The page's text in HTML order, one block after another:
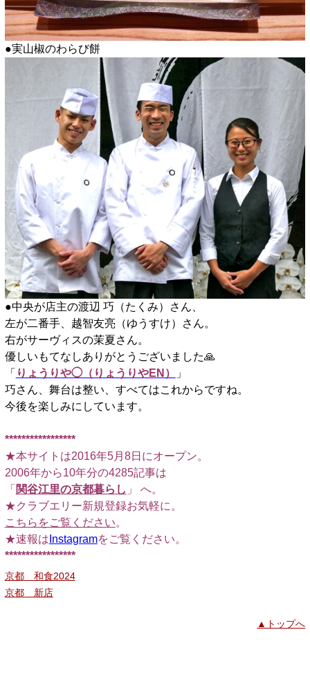
●実山椒のわらび餅
●中央が店主の渡辺 巧（たくみ）さん、
左が二番手、越智友亮（ゆうすけ）さん。
右がサーヴィスの茉夏さん。
優しいもてなしありがとうございました🙏
「 りょうりや◯（りょうりやEN）
」
巧さん、舞台は整い、すべてはこれからですね。
今後を楽しみにしています。
*****************
★本サイトは2016年5月8日にオープン。
2006年から10年分の4285記事は
「 関谷江里の京都暮らし 」 へ。
★クラブエリー新規登録お気軽に。
こちらをご覧ください。
★速報は Instagramをご覧ください。
*****************
京都 和食2024
京都 新店
▲トップへ